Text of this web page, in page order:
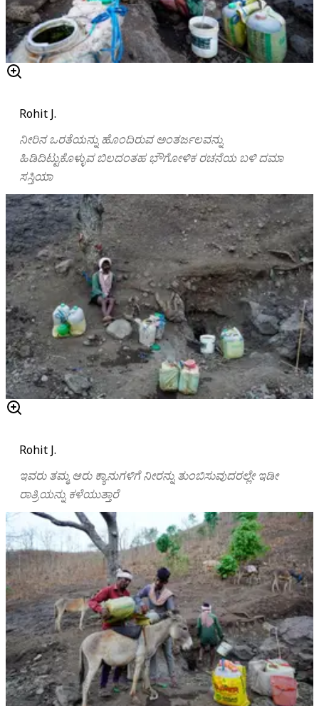
Rohit J.
ನೀರಿನ ಒರತೆಯನ್ನು ಹೊಂದಿರುವ ಅಂತರ್ಜಲವನ್ನು
ಹಿಡಿದಿಟ್ಟುಕೊಳ್ಳುವ ಬಿಲದಂತಹ ಭೌಗೋಳಿಕ ರಚನೆಯ ಬಳಿ ದಮಾ
ಸಸ್ತಿಯಾ
Rohit J.
ಇವರು ತಮ್ಮ ಆರು ಕ್ಯಾನುಗಳಿಗೆ ನೀರನ್ನು ತುಂಬಿಸುವುದರಲ್ಲೇ ಇಡೀ
ರಾತ್ರಿಯನ್ನು ಕಳೆಯುತ್ತಾರೆ